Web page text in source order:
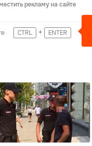
рекламу на сайте
CTRL + ENTER